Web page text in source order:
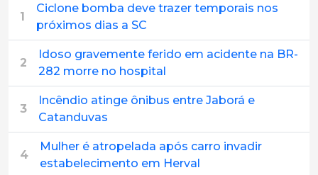
1
Ciclone bomba deve trazer temporais nos
próximos dias a SC
2
Idoso gravemente ferido em acidente na BR-
282 morre no hospital
3
Incêndio atinge ônibus entre Jaborá e
Catanduvas
4
Mulher é atropelada após carro invadir
estabelecimento em Herval